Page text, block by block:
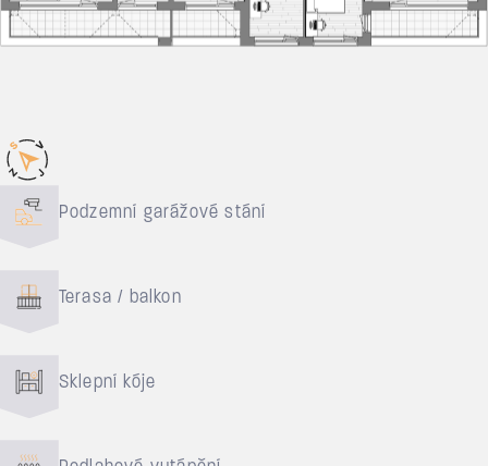
Důvody pro bydlení
Podzemní garážové stání
Terasa / balkon
Sklepní kóje